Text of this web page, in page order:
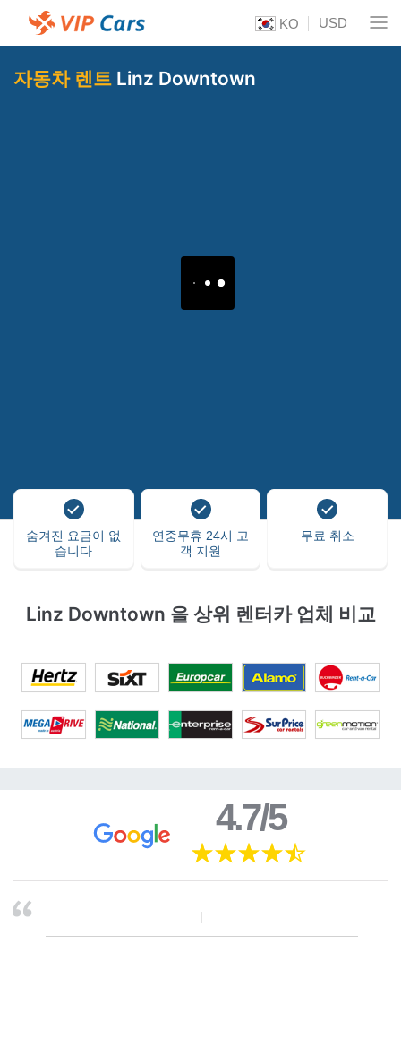
KO USD
자동차 렌트 Linz Downtown
숨겨진 요금이 없
습니다
연중무휴 24시 고
객 지원
무료 취소
Linz Downtown 을 상위 렌터카 업체 비교
4.7/5